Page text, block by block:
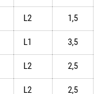
L2 1,5
L1 3,5
L2 2,5
L2 2,5